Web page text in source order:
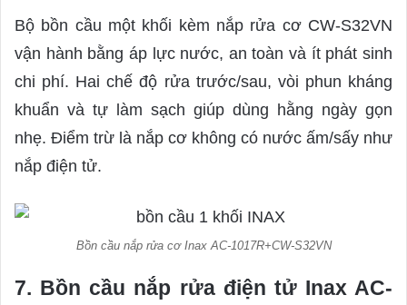
Bộ bồn cầu một khối kèm nắp rửa cơ CW-S32VN
vận hành bằng áp lực nước, an toàn và ít phát sinh
chi phí. Hai chế độ rửa trước/sau, vòi phun kháng
khuẩn và tự làm sạch giúp dùng hằng ngày gọn
nhẹ. Điểm trừ là nắp cơ không có nước ấm/sấy như
nắp điện tử.
Bồn cầu nắp rửa cơ Inax AC-1017R+CW-S32VN
7. Bồn cầu nắp rửa điện tử Inax AC-